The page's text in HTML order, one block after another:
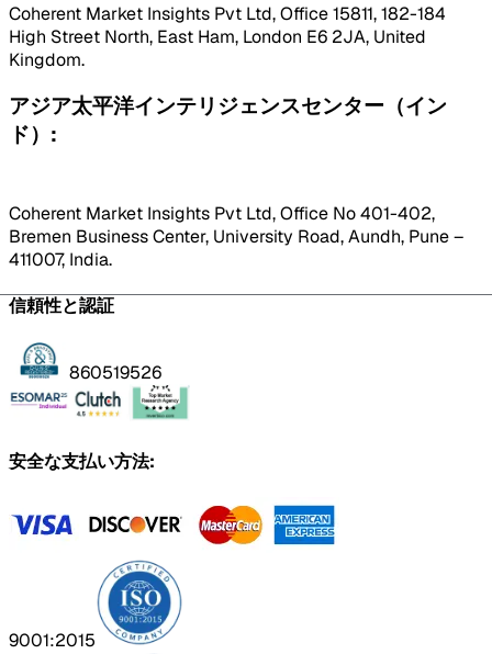
Coherent Market Insights Pvt Ltd, Office 15811, 182-184
High Street North, East Ham, London E6 2JA, United
Kingdom.
アジア太平洋インテリジェンスセンター（イン
ド）:
Coherent Market Insights Pvt Ltd, Office No 401-402,
Bremen Business Center, University Road, Aundh, Pune –
411007, India.
信頼性と認証
860519526
安全な支払い方法:
9001:2015